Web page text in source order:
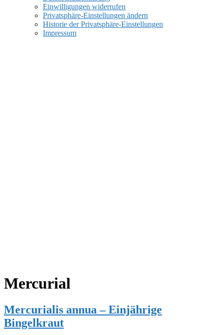
Einwilligungen widerrufen
Privatsphäre-Einstellungen ändern
Historie der Privatsphäre-Einstellungen
Impressum
Mercurial
Mercurialis annua – Einjährige
Bingelkraut